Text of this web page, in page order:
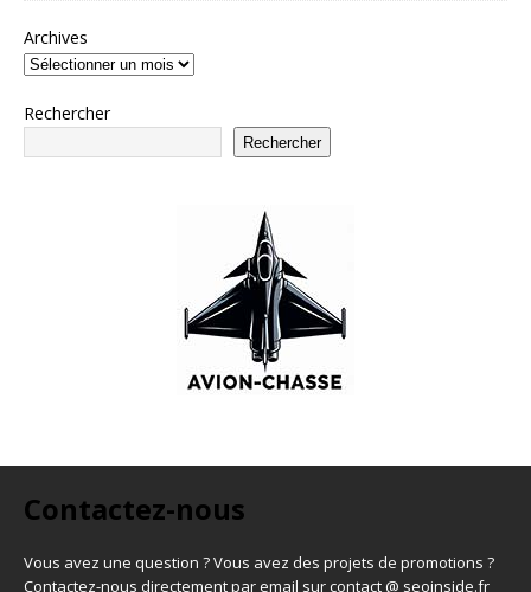
Archives
Rechercher
Rechercher
Contactez-nous
Vous avez une question ? Vous avez des projets de promotions ?
Contactez-nous directement par email sur contact @ seoinside.fr